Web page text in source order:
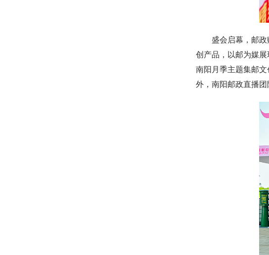
盛会启幕，邮政赋
创产品，以邮为媒
南阳月季主题集邮
外，南阳邮政直播